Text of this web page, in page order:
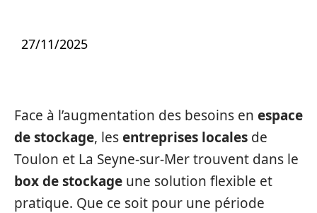
27/11/2025
Face à l’augmentation des besoins en espace
de stockage, lesentreprises locales de
Toulon et La Seyne-sur-Mer trouvent dans le
box de stockage une solution flexible et
pratique. Que ce soit pour une période